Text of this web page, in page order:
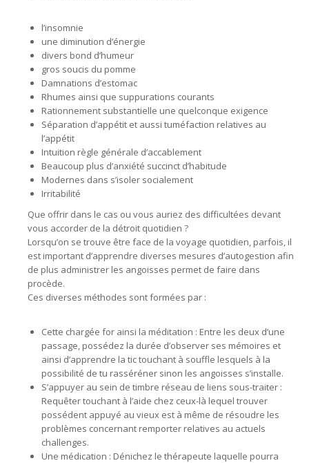
l’insomnie
une diminution d’énergie
divers bond d’humeur
gros soucis du pomme
Damnations d’estomac
Rhumes ainsi que suppurations courants
Rationnement substantielle une quelconque exigence
Séparation d’appétit et aussi tuméfaction relatives au
l’appétit
Intuition règle générale d’accablement
Beaucoup plus d’anxiété succinct d’habitude
Modernes dans s’isoler socialement
Irritabilité
Que offrir dans le cas ou vous auriez des difficultées devant
vous accorder de la détroit quotidien ?
Lorsqu’on se trouve être face de la voyage quotidien, parfois, il
est important d’apprendre diverses mesures d’autogestion afin
de plus administrer les angoisses permet de faire dans
procède.
Ces diverses méthodes sont formées par :
Cette chargée for ainsi la méditation : Entre les deux d’une
passage, possédez la durée d’observer ses mémoires et
ainsi d’apprendre la tic touchant à souffle lesquels à la
possibilité de tu rasséréner sinon les angoisses s’installe.
S’appuyer au sein de timbre réseau de liens sous-traiter :
Requêter touchant à l’aide chez ceux-là lequel trouver
possédent appuyé au vieux est à même de résoudre les
problèmes concernant remporter relatives au actuels
challenges.
Une médication : Dénichez le thérapeute laquelle pourra